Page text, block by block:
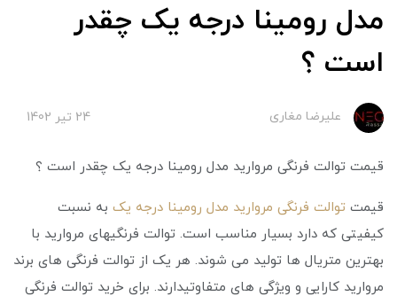
مدل رومینا درجه یک چقدر
است ؟
علیرضا مغاری 24 تير 1402
قیمت توالت فرنگی مروارید مدل رومینا درجه یک چقدر است ؟
قیمت توالت فرنگی مروارید مدل رومینا درجه یک به نسبت
کیفیتی که دارد بسیار مناسب است. توالت فرنگیهای مروارید با
بهترین متریال ها تولید می شوند. هر یک از توالت فرنگی های برند
مروارید کارایی و ویژگی های متفاوتیدارند. برای خرید توالت فرنگی